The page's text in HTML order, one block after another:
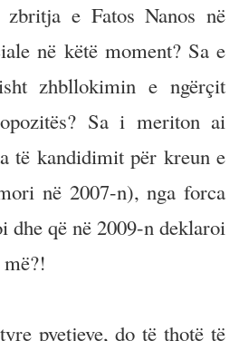
e Fatos Nanos në
në këtë moment? Sa e
zhbllokimin e ngërçit
Sa i meriton ai
të kandidimit për kreun e
në 2007-n), nga forca
dhe që në 2009-n deklaroi
pyetjeve, do të thotë të